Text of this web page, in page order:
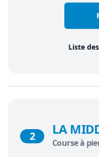
Liste
2 LA
Course à